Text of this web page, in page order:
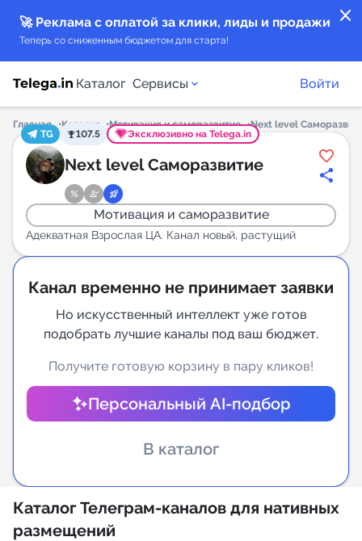
close
🚀 Реклама с оплатой за клики, лиды и продажи
Теперь со сниженным бюджетом для старта!
Каталог Сервисы
Каталог каналов
Каталог ботов
Горящие предложения
New
Аналитика MAX каналов
Индивидуальное сопровождение
Войти
Главная Каталог Мотивация и саморазвитие
Next level
TG
107.5 Эксклюзивно на Telega.in
Next level Саморазвитие
Мотивация и саморазвитие
Адекватная Взрослая ЦА. Канал новый, растущий
Канал временно не принимает заявки
Но искусственный интеллект уже готов
подобрать лучшие каналы под ваш бюджет.
Получите готовую корзину в пару кликов!
Персональный AI-подбор
В каталог
Каталог Телеграм-каналов для нативных
размещений